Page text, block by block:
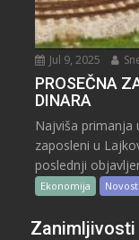
Jul 9, 2025
PROSEČNA
DINARA
Najviša primanja
zaposleni u
poslednji
Ekonomija Novosti
Zanimljivosti